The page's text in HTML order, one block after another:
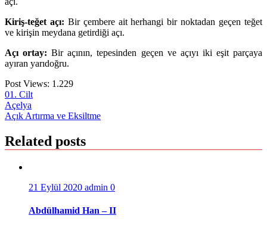
Kiriş-teğet açı: Bir çembere ait herhangi bir noktadan geçen teğet
ve kirişin meydana getirdiği açı.
Açı ortay: Bir açının, tepesinden geçen ve açıyı iki eşit parçaya
ayıran yarıdoğru.
Post Views: 1.229
01. Cilt
Yazı
gezinmesi
Açelya
Açık Artırma ve Eksiltme
Related posts
21 Eylül 2020 admin 0
Abdülhamid Han – II